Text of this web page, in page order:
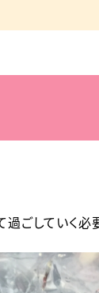
ごしていく必